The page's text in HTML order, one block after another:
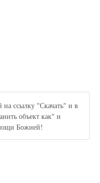
ссылку "Скачать" и в
объект как" и
Божией!